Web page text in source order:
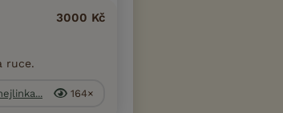
3000 Kč
ruce.
164×